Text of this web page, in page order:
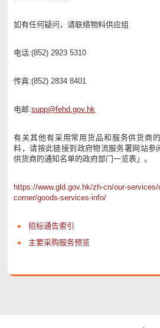
如有任何疑问，请联络物料供应组
电话:(852) 2923 5310
传真:(852) 2834 8401
电邮:supp@fehd.gov.hk
有关其他有采用常用货品和服务供货商
料，请按此链接到政府物流服务署网站参
供货商的通知名单的政府部门一览表」。
https://www.gld.gov.hk/zh-cn/our-
corner/goods-services-info/
招标通告索引
主要采购服务预览